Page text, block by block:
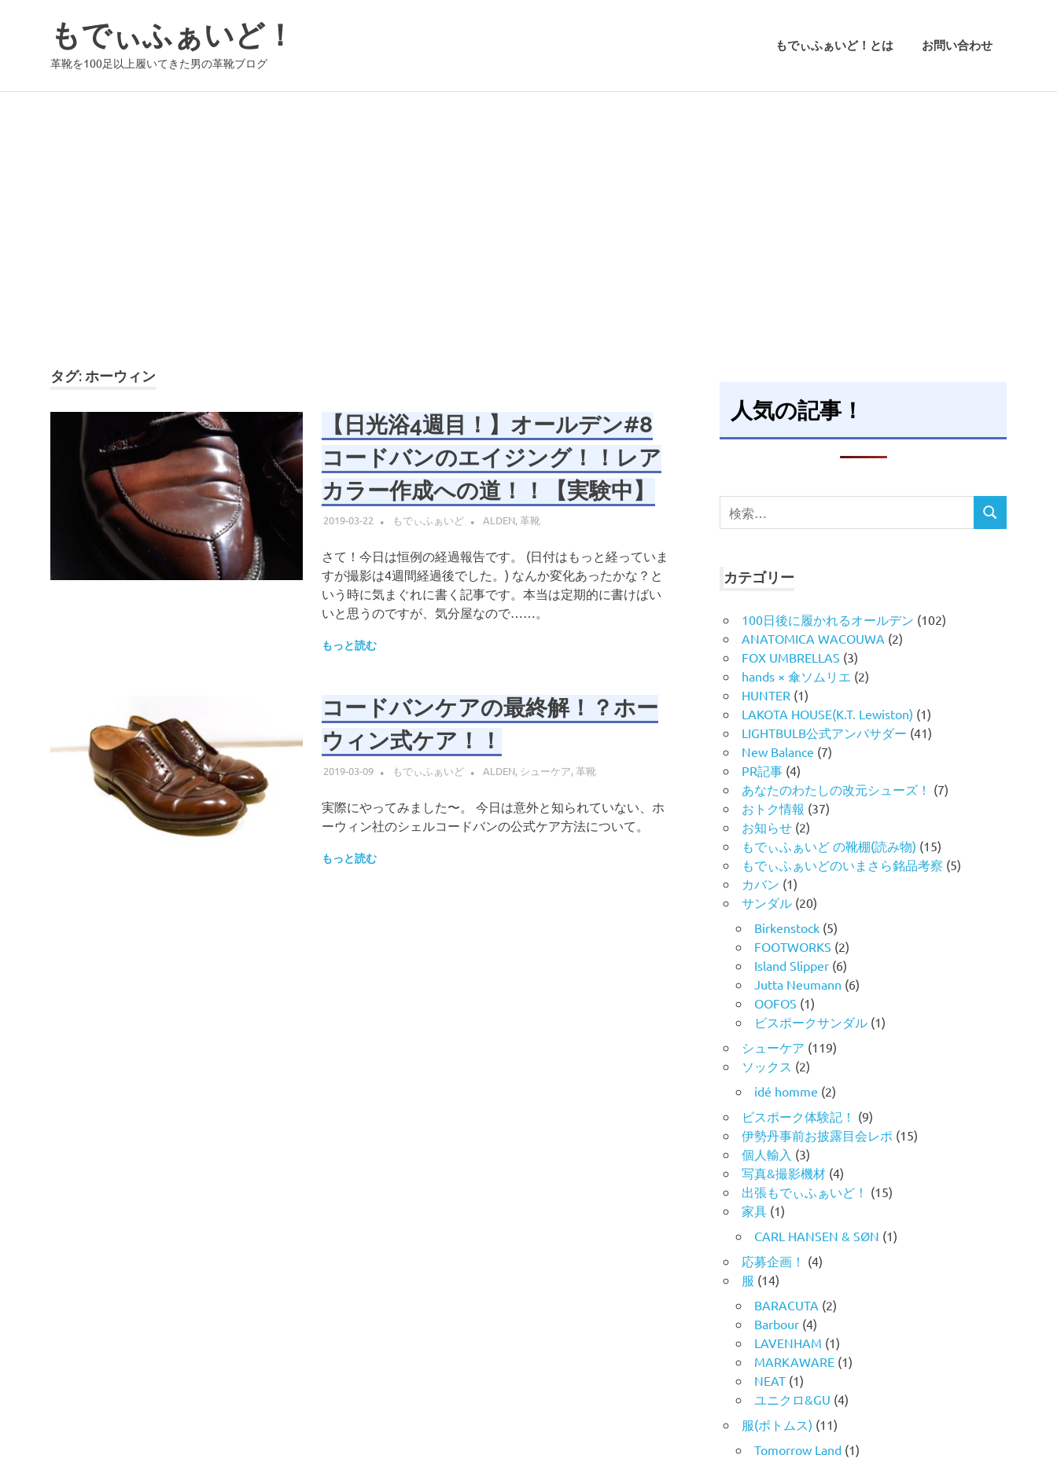
もでぃふぁいど！
革靴を100足以上履いてきた男の革靴ブログ
もでぃふぁいど！とは お問い合わせ
タグ:ホーウィン
【日光浴4週目！】オールデン#8
コードバンのエイジング！！レア
カラー作成への道！！【実験中】
2019-03-22 もでぃふぁいど ALDEN,革靴
さて！今日は恒例の経過報告です。 (日付はもっと経っていま
すが撮影は4週間経過後でした。) なんか変化あったかな？と
いう時に気まぐれに書く記事です。本当は定期的に書けばい
いと思うのですが、気分屋なので……。
もっと読む
コードバンケアの最終解！？ホー
ウィン式ケア！！
2019-03-09 もでぃふぁいど ALDEN, シューケア,革靴
実際にやってみました〜。 今日は意外と知られていない、ホ
ーウィン社のシェルコードバンの公式ケア方法について。
もっと読む
人気の記事！
検
索
検
カテゴリー
100日後に履かれるオールデン (102)
ANATOMICA WACOUWA (2)
FOX UMBRELLAS (3)
hands × 傘ソムリエ (2)
HUNTER (1)
LAKOTA HOUSE(K.T. Lewiston) (1)
LIGHTBULB公式アンバサダー (41)
New Balance (7)
PR記事 (4)
あなたのわたしの改元シューズ！ (7)
おトク情報 (37)
お知らせ (2)
もでぃふぁいど の靴棚(読み物) (15)
もでぃふぁいどのいまさら銘品考察 (5)
カバン (1)
サンダル (20)
Birkenstock (5)
FOOTWORKS (2)
Island Slipper (6)
Jutta Neumann (6)
OOFOS (1)
ビスポークサンダル (1)
シューケア (119)
ソックス (2)
idé homme (2)
ビスポーク体験記！ (9)
伊勢丹事前お披露目会レポ (15)
個人輸入 (3)
写真&撮影機材 (4)
出張もでぃふぁいど！ (15)
家具 (1)
CARL HANSEN & SØN (1)
応募企画！ (4)
服 (14)
BARACUTA (2)
Barbour (4)
LAVENHAM (1)
MARKAWARE (1)
NEAT (1)
ユニクロ&GU (4)
服(ボトムス) (11)
Tomorrow Land (1)